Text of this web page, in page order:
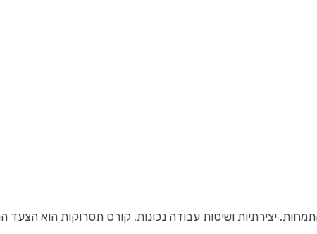
התמחות, יצירתיות ושיטות עבודה נכונות. קורס תסרוקות הוא